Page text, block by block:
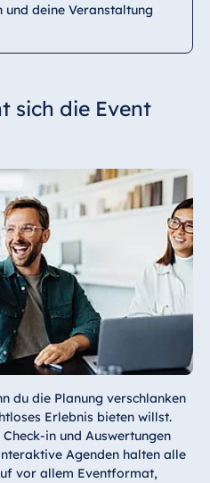
deine Veranstaltung
sich die Event
du die Planung verschlanken
Erlebnis bieten willst.
in und Auswertungen
Agenden halten alle
vor allem Eventformat,